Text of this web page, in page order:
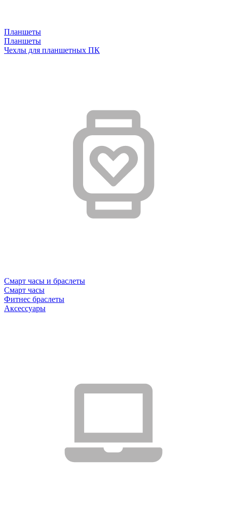
Планшеты
Планшеты
Чехлы для планшетных ПК
Смарт часы и браслеты
Смарт часы
Фитнес браслеты
Аксессуары